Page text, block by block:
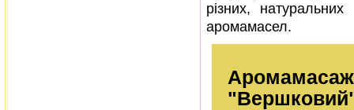
різних,
аромамасел.
Аромамасаж